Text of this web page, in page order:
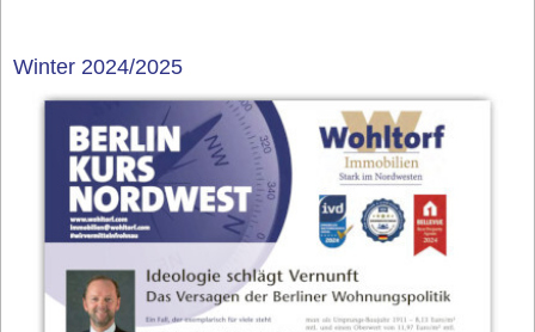
Winter 2024/2025